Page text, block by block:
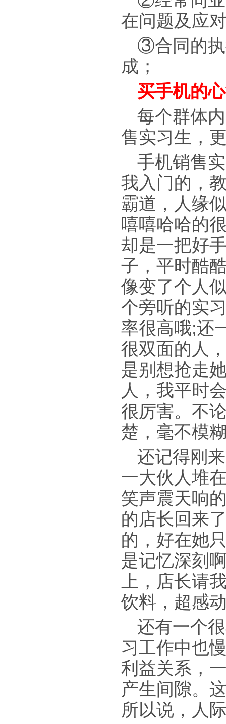
在问题及应
③合同的执
成；
买手机的
每个群体
售实习生，
手机销售
我入门的，
霸道，人缘
嘻嘻哈哈的
却是一把好
子，平时酷
像变了个人
个旁听的实
率很高哦;还
很双面的人
是别想抢走
人，我平时
很厉害。不
楚，毫不模
还记得刚
一大伙人堆
笑声震天响
的店长回来
的，好在她
是记忆深刻
上，店长请
饮料，超感
还有一个
习工作中也
利益关系，
产生间隙。
所以说，人